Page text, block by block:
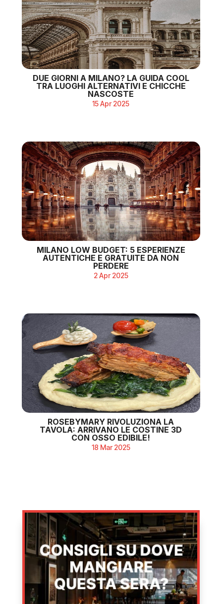
DUE GIORNI A MILANO? LA GUIDA COOL
TRA LUOGHI ALTERNATIVI E CHICCHE
NASCOSTE
15 Apr 2025
MILANO LOW BUDGET: 5 ESPERIENZE
AUTENTICHE E GRATUITE DA NON
PERDERE
2 Apr 2025
ROSEBYMARY RIVOLUZIONA LA
TAVOLA: ARRIVANO LE COSTINE 3D
CON OSSO EDIBILE!
18 Mar 2025